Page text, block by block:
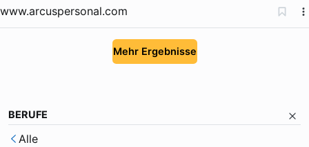
www.arcuspersonal.com
Mehr Ergebnisse
BERUFE
Alle